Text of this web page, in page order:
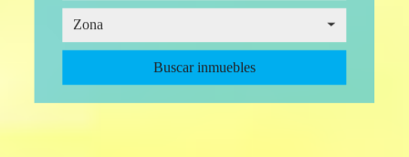
Zona
Zona
Buscar inmuebles